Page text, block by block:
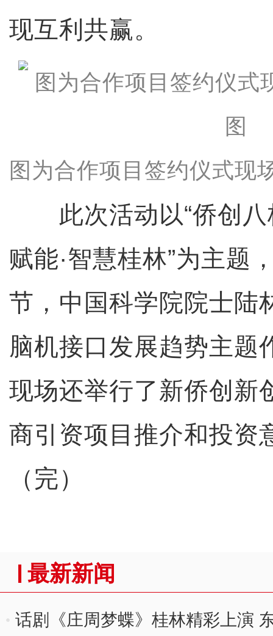
现互利共赢。
图为合作项目签约仪式现
此次活动以“侨创八
赋能·智慧桂林”为主题
节，中国科学院院士陆
脑机接口发展趋势主题
现场还举行了新侨创新
商引资项目推介和投资
（完）
最新新闻
话剧《庄周梦蝶》桂林精彩上演